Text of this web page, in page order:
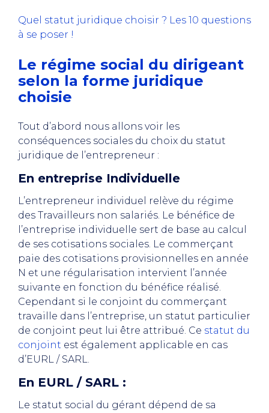
Quel statut juridique choisir ? Les 10 questions
à se poser !
Le régime social du dirigeant
selon la forme juridique
choisie
Tout d’abord nous allons voir les
conséquences sociales du choix du statut
juridique de l’entrepreneur :
En entreprise Individuelle
L’entrepreneur individuel relève du régime
des Travailleurs non salariés. Le bénéfice de
l’entreprise individuelle sert de base au calcul
de ses cotisations sociales. Le commerçant
paie des cotisations provisionnelles en année
N et une régularisation intervient l’année
suivante en fonction du bénéfice réalisé.
Cependant si le conjoint du commerçant
travaille dans l’entreprise, un statut particulier
de conjoint peut lui être attribué. Ce statut du
conjoint est également applicable en cas
d’EURL / SARL.
En EURL / SARL :
Le statut social du gérant dépend de sa